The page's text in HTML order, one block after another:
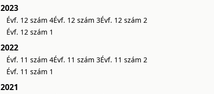
2023
Évf. 12 szám 4Évf. 12 szám 3Évf. 12 szám 2
Évf. 12 szám 1
2022
Évf. 11 szám 4Évf. 11 szám 3Évf. 11 szám 2
Évf. 11 szám 1
2021